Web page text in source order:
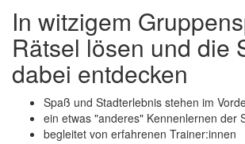
In witzigem
Rätsel lösen und die
dabei entdecken
Spaß und Stadterlebnis stehen im
ein etwas "anderes" Kennenlernen der
begleitet von erfahrenen Trainer:innen